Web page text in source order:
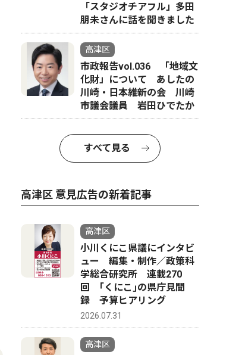
「スタジオチアフル」多田
朋未さんに話を聞きました
高津区
市政報告vol.036 「地域文
化財」について あしたの
川崎・日本維新の会 川崎
市議会議員 岩田ひでたか
すべて見る
高津区 意見広告の新着記事
高津区
小川くにこ県議にインタビ
ュー 編集・制作／政策科
学総合研究所 連載270
回 ｢くにこ｣の県庁見聞
録 予算ヒアリング
2026.07.31
高津区